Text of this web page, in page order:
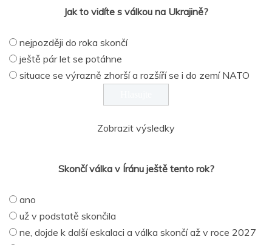
Jak to vidíte s válkou na Ukrajině?
nejpozději do roka skončí
ještě pár let se potáhne
situace se výrazně zhorší a rozšíří se i do zemí NATO
Zobrazit výsledky
Skončí válka v Íránu ještě tento rok?
ano
už v podstatě skončila
ne, dojde k další eskalaci a válka skončí až v roce 2027